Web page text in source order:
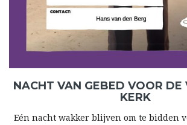
NACHT VAN GEBED VOOR DE
KERK
Eén nacht wakker blijven om te bidden